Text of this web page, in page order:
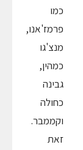
כמו
פרמז'אנו,
מנצ'גו
כמהין,
גבינה
כחולה
וקממבר.
זאת